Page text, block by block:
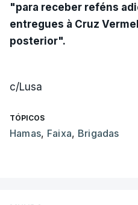
"para receber reféns
entregues à Cruz
posterior".
c/Lusa
TÓPICOS
Hamas, Faixa, Brigadas